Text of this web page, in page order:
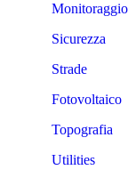
Monitoraggio
Sicurezza
Strade
Fotovoltaico
Topografia
Utilities